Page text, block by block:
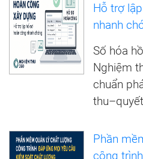
Hỗ trợ
nhanh
Số hóa
Nghiệm
chuẩn
Phần
công